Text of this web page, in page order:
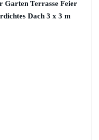
Garten Terrasse Feier
Dach 3 x 3 m